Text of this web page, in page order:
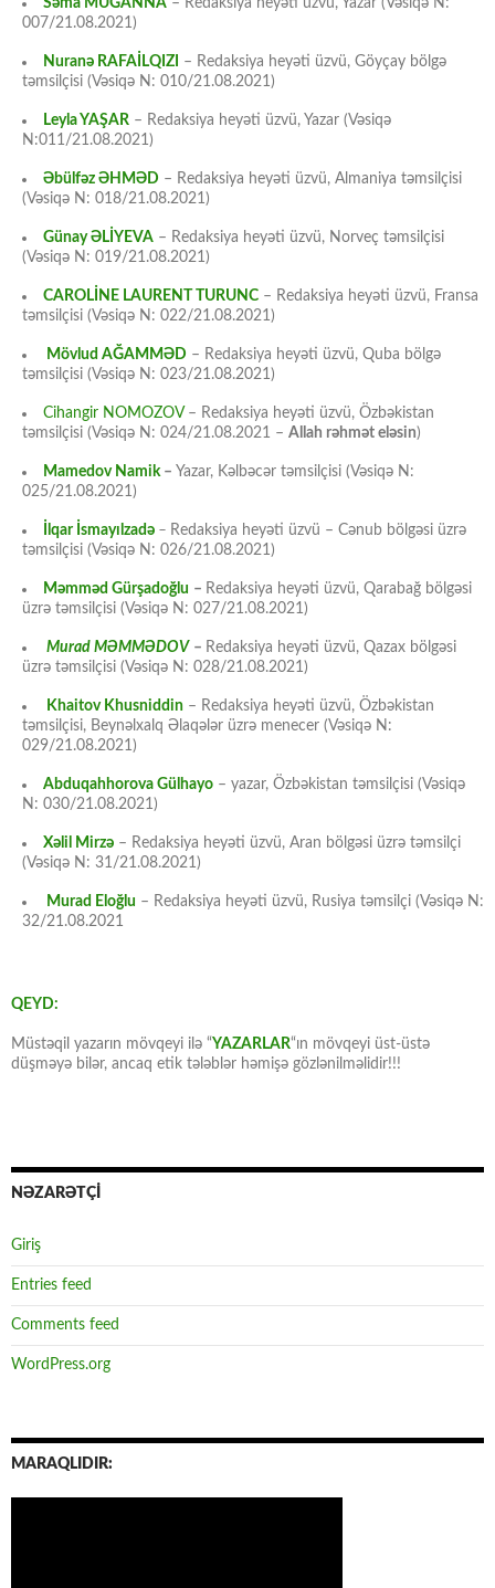
Səma MUĞANNA – Redaksiya heyəti üzvü, Yazar (Vəsiqə N:
007/21.08.2021)
Nuranə RAFAİLQIZI
– Redaksiya heyəti üzvü, Göyçay bölgə
təmsilçisi (Vəsiqə N: 010/21.08.2021)
Leyla YAŞAR – Redaksiya heyəti üzvü, Yazar (Vəsiqə
N:011/21.08.2021)
Əbülfəz ƏHMƏD – Redaksiya heyəti üzvü, Almaniya təmsilçisi
(Vəsiqə N: 018/21.08.2021)
Günay ƏLİYEVA – Redaksiya heyəti üzvü, Norveç təmsilçisi
(Vəsiqə N: 019/21.08.2021)
CAROLİNE LAURENT TURUNC – Redaksiya heyəti üzvü, Fransa
təmsilçisi (Vəsiqə N: 022/21.08.2021)
Mövlud AĞAMMƏD – Redaksiya heyəti üzvü, Quba bölgə
təmsilçisi (Vəsiqə N: 023/21.08.2021)
Cihangir NOMOZOV– Redaksiya heyəti üzvü, Özbəkistan
təmsilçisi (Vəsiqə N: 024/21.08.2021 – Allah rəhmət eləsin)
Mamedov Namik– Yazar, Kəlbəcər təmsilçisi (Vəsiqə N:
025/21.08.2021)
İlqar İsmayılzadə – Redaksiya heyəti üzvü – Cənub bölgəsi üzrə
təmsilçisi (Vəsiqə N: 026/21.08.2021)
Məmməd Gürşadoğlu – Redaksiya heyəti üzvü, Qarabağ bölgəsi
üzrə təmsilçisi (Vəsiqə N: 027/21.08.2021)
Murad MƏMMƏDOV – Redaksiya heyəti üzvü, Qazax bölgəsi
üzrə təmsilçisi (Vəsiqə N: 028/21.08.2021)
Khaitov Khusniddin – Redaksiya heyəti üzvü, Özbəkistan
təmsilçisi, Beynəlxalq Əlaqələr üzrə menecer (Vəsiqə N:
029/21.08.2021)
Abduqahhorova Gülhayo – yazar, Özbəkistan təmsilçisi (Vəsiqə
N: 030/21.08.2021)
Xəlil Mirzə – Redaksiya heyəti üzvü, Aran bölgəsi üzrə təmsilçi
(Vəsiqə N: 31/21.08.2021)
Murad Eloğlu – Redaksiya heyəti üzvü, Rusiya təmsilçi (Vəsiqə N:
32/21.08.2021
QEYD:
Müstəqil yazarın mövqeyi ilə “YAZARLAR“ın mövqeyi üst-üstə
düşməyə bilər, ancaq etik tələblər həmişə gözlənilməlidir!!!
NƏZARƏTÇİ
Giriş
Entries feed
Comments feed
WordPress.org
MARAQLIDIR: